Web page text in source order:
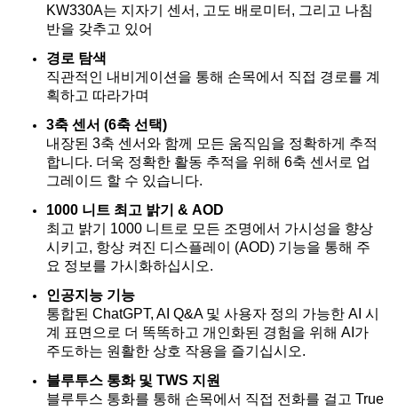
KW330A는 지자기 센서, 고도 배로미터, 그리고 나침
반을 갖추고 있어
경로 탐색
직관적인 내비게이션을 통해 손목에서 직접 경로를 계
획하고 따라가며
3축 센서 (6축 선택)
내장된 3축 센서와 함께 모든 움직임을 정확하게 추적
합니다. 더욱 정확한 활동 추적을 위해 6축 센서로 업
그레이드 할 수 있습니다.
1000 니트 최고 밝기 & AOD
최고 밝기 1000 니트로 모든 조명에서 가시성을 향상
시키고, 항상 켜진 디스플레이 (AOD) 기능을 통해 주
요 정보를 가시화하십시오.
인공지능 기능
통합된 ChatGPT, AI Q&A 및 사용자 정의 가능한 AI 시
계 표면으로 더 똑똑하고 개인화된 경험을 위해 AI가
주도하는 원활한 상호 작용을 즐기십시오.
블루투스 통화 및 TWS 지원
블루투스 통화를 통해 손목에서 직접 전화를 걸고 True